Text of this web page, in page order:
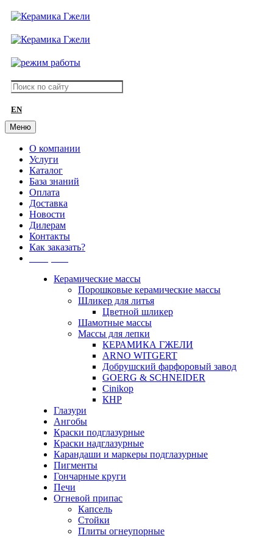
EN
Меню
О компании
Услуги
Каталог
База знаний
Оплата
Доставка
Новости
Дилерам
Контакты
Как заказать?
Керамические массы
Порошковые керамические массы
Шликер для литья
Цветной шликер
Шамотные массы
Массы для лепки
КЕРАМИКА ГЖЕЛИ
ARNO WITGERT
Добрушский фарфоровый завод
GOERG & SCHNEIDER
Cinikop
КНР
Глазури
Ангобы
Краски подглазурные
Краски надглазурные
Карандаши и маркеры подглазурные
Пигменты
Гончарные круги
Печи
Огневой припас
Капсель
Стойки
Плиты огнеупорные